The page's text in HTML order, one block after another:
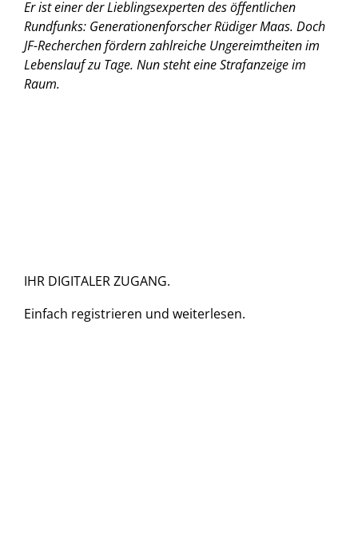
Er ist einer der Lieblingsexperten des öffentlichen
Rundfunks: Generationenforscher Rüdiger Maas. Doch
JF-Recherchen fördern zahlreiche Ungereimtheiten im
Lebenslauf zu Tage. Nun steht eine Strafanzeige im
Raum.
IHR DIGITALER ZUGANG.
Einfach registrieren und weiterlesen.